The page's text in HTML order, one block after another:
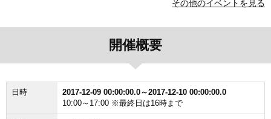
その他のイベントを見る
開催概要
日時
2017-12-09 00:00:00.0～2017-12-10 00:00:00.0
10:00～17:00 ※最終日は16時まで